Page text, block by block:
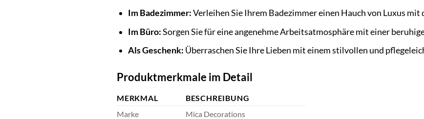
Im Badezimmer:Verleihen Sie Ihrem Badezimmer einen Hauch von Luxus
Im Büro:Sorgen Sie für eine angenehme Arbeitsatmosphäre mit einer
Als Geschenk: Überraschen Sie Ihre Lieben mit einem stilvollen und
Produktmerkmale im Detail
MERKMAL
BESCHREIBUNG
Marke
Mica Decorations